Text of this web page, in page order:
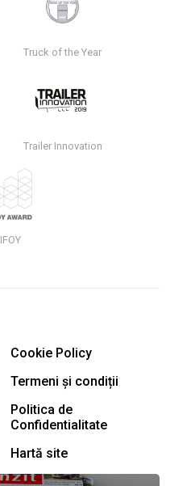
Truck of the Year
Trailer Innovation
IFOY
Cookie Policy
Termeni și condiții
Politica de
Confidentialitate
Hartă site